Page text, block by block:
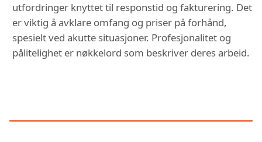
utfordringer knyttet til responstid og fakturering. Det
er viktig å avklare omfang og priser på forhånd,
spesielt ved akutte situasjoner. Profesjonalitet og
pålitelighet er nøkkelord som beskriver deres arbeid.